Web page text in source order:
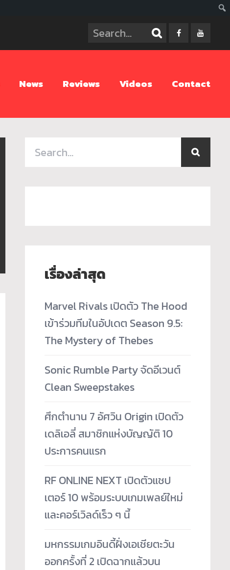
News Reviews Videos Contact
เรื่องล่าสุด
Marvel Rivals เปิดตัว The Hood
เข้าร่วมทีมในอัปเดต Season 9.5:
The Mystery of Thebes
Sonic Rumble Party จัดอีเวนต์
Clean Sweepstakes
ศึกตำนาน 7 อัศวิน Origin เปิดตัว
เดลิเอลี่ สมาชิกแห่งบัญญัติ 10
ประการคนแรก
RF ONLINE NEXT เปิดตัวแชป
เตอร์ 10 พร้อมระบบเกมเพลย์ใหม่
และคอร์เวิลด์เร็ว ๆ นี้
มหกรรมเกมอินดี้ฝั่งเอเชียตะวัน
ออกครั้งที่ 2 เปิดฉากแล้วบน